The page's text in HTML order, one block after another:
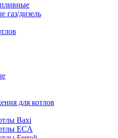
газ/дизель
для котлов
Baxi
ECA